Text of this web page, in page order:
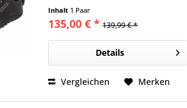
ermöglicht ein federleichtes
Gehen auf jedem Terrain - wie
Inhalt 1 Paar
135,00 € * 139,99 € *
Details
Vergleichen Merken